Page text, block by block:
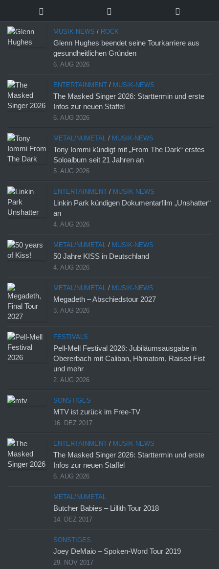
MUSIK-NEWS / ROCK
Glenn Hughes beendet seine Tourkarriere aus
gesundheitlichen Gründen
6. AUG 2026
ENTERTAINMENT / MUSIK-NEWS
The Masked Singer 2026: Starttermin und erste
Infos zur neuen Staffel
6. AUG 2026
METAL/NUMETAL / MUSIK-NEWS
Tony Iommi kündigt mit „From The Dark“ erstes
Soloalbum seit 21 Jahren an
5. AUG 2026
ENTERTAINMENT / MUSIK-NEWS
Linkin Park kündigen Dokumentarfilm „Unshatter“
an
4. AUG 2026
METAL/NUMETAL / MUSIK-NEWS
50 Jahre KISS in Deutschland
4. AUG 2026
METAL/NUMETAL / MUSIK-NEWS
Megadeth – Abschiedstour 2027
3. AUG 2026
FESTIVALS
Pell-Mell Festival 2026: Jubiläumsausgabe in
Obererbach mit Caliban, Hämatom, Raised Fist
und mehr
2. AUG 2026
SONSTIGES
MTV ist zurück im Free-TV
16. DEZ 2017
ENTERTAINMENT / MUSIK-NEWS
The Masked Singer 2026: Starttermin und erste
Infos zur neuen Staffel
6. AUG 2026
METAL/NUMETAL
Butcher Babies – Lillith Tour 2018
14. DEZ 2017
SONSTIGES
Joey DeMaio – Spoken-Word Tour 2019
29. NOV 2017